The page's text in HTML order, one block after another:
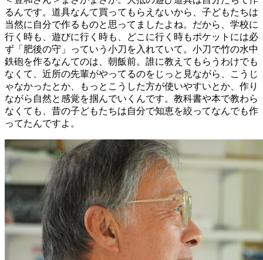
るんです。道具なんて買ってもらえないから、子どもたちは
当然に自分で作るものと思ってましたよね。だから、学校に
行く時も、遊びに行く時も、どこに行く時もポケットには必
ず「肥後の守」っていう小刀を入れていて。小刀で竹の水中
鉄砲を作るなんてのは、朝飯前。誰に教えてもらうわけでも
なくて、近所の先輩がやってるのをじっと見ながら、こうじ
ゃなかったとか、もっとこうした方が使いやすいとか、作り
ながら自然と感覚を掴んでいくんです。教科書や本で教わら
なくても、昔の子どもたちは自分で知恵を絞ってなんでも作
ってたんですよ。